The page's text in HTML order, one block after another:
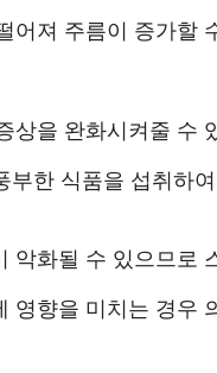
어져 주름이 증가할
상을 완화시켜줄 수
한 식품을 섭취하
화될 수 있으므로
향을 미치는 경우